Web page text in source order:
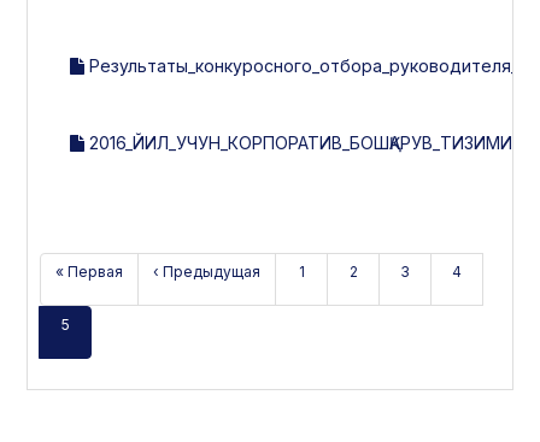
« Первая ‹ Предыдущая 1 2 3 4
5